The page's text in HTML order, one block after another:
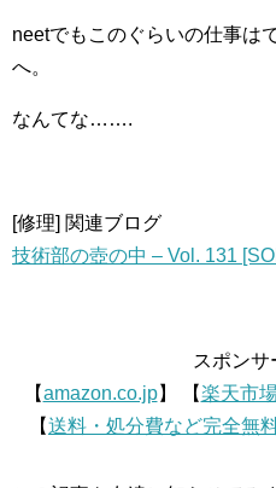
neetでもこのぐらいの仕事は
へ。
なんてな…….
[修理] 関連ブログ
技術部の壺の中 – Vol. 131
スポンサ
【amazon.co.jp】 【楽天市
【送料・処分費など完全無